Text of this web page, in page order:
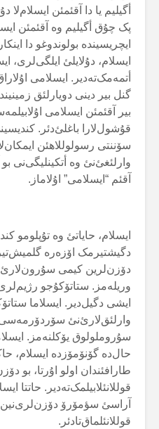
أگیلیم یا دا آقئمئن
پک چۇق أگیلیم وە آقئمئن
ایچریسیندە بولوندوغو دا
ایسلام، دۇلایلئ ایلگی‌لری،
أتمەمک‌تەدیر. ایسلامی
گنل بیر دینی دویارلئق
بیر آقئمئن ایسلامی
قۇشول‌لارا باغلئ‌دئر.
سۆننتی رسولوللاهئن
وارلئغئ‌نئ وە أتکینلیگی‌نی بو
آقئم “ایسلامی” اۇلاماز.
ایسلام، حایاتئ وە تۇپلومو
دگیشتیرمک اۆزەرە
دۆزن‌لرین کیمی
وریلەمز. ستاتۆکۇجو
ایشی دگیل‌دیر. ایسلاما
وارلئق‌لارئ‌نئ سۆردۆرمەسی
سۇروملولوق یۆکلنەمز.
حال‌دە گۆنۆمۆزدە ایسلام،
طارافئندان اولو اۇرتا، بو
قوللانئلابیلمک‌تەدیر. حاتتا
آراسئ سؤمۆرۆ دۆزن‌لری‌نین
قوللانئلماق‌تادئر.